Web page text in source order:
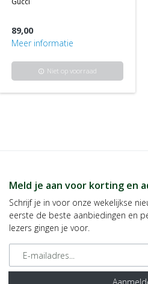
89,00
Meer informatie
info Niet op voorraad
Meld je aan voor korting en
Schrijf je in voor onze wekelijkse
eerste de beste aanbiedingen en
lezers gingen je voor.
E-mailadres